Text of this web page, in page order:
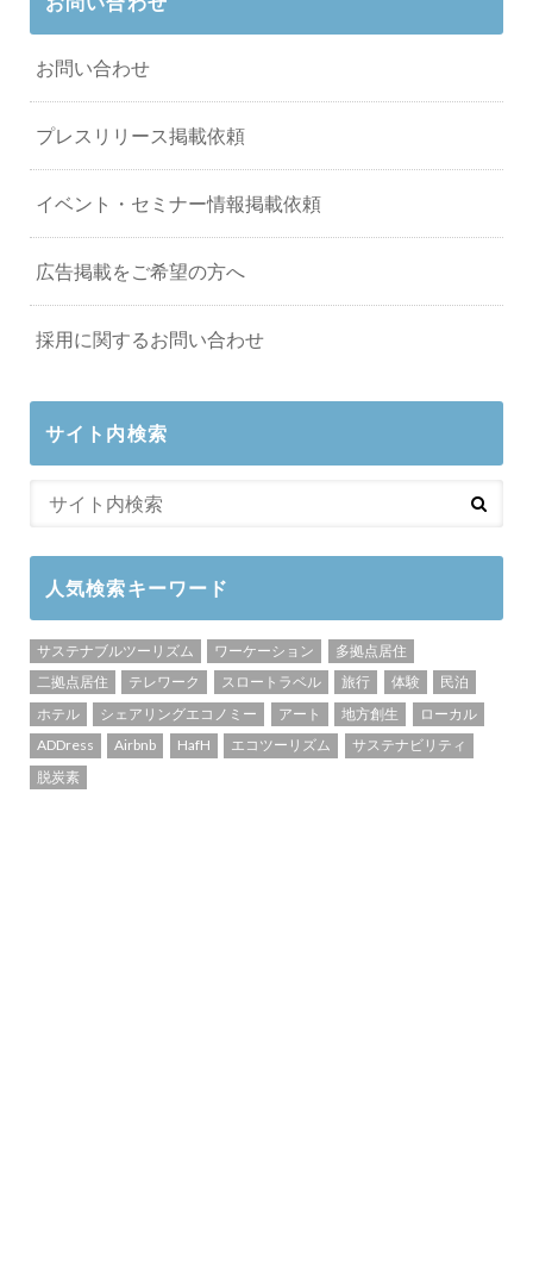
お問い合わせ
プレスリリース掲載依頼
イベント・セミナー情報掲載依頼
広告掲載をご希望の方へ
採用に関するお問い合わせ
サイト内検索
人気検索キーワード
サステナブルツーリズム ワーケーション
多拠点居住
二拠点居住
テレワーク スロートラベル 旅行 体験
民泊
ホテル
シェアリングエコノミー アート 地方創生
ローカル
ADDress
Airbnb HafH エコツーリズム
サステナビリティ
脱炭素